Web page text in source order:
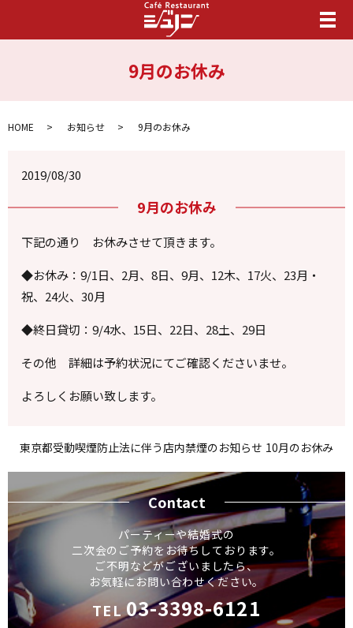
メ
9月のお休み
HOME お知らせ 9月のお休み
2019/08/30
9月のお休み
下記の通り お休みさせて頂きます。
◆お休み：9/1日、2月、8日、9月、12木、17火、23月・
祝、24火、30月
◆終日貸切：9/4水、15日、22日、28土、29日
その他 詳細は予約状況にてご確認くださいませ。
よろしくお願い致します。
東京都受動喫煙防止法に伴う店内禁煙のお知らせ 10月のお休み
Contact
パーティーや結婚式の
二次会のご予約をお待ちしております。
ご不明などがございましたら、
お気軽にお問い合わせください。
TEL03-3398-6121